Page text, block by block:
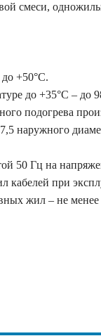
смеси,
+50°С.
до +35°С – до
подогрева
наружного
50 Гц на
кабелей при
жил – не